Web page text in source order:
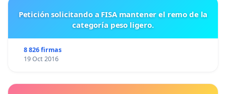
Petición solicitando a FISA mantener el remo de la
categoría peso ligero.
8 826 firmas
19 Oct 2016